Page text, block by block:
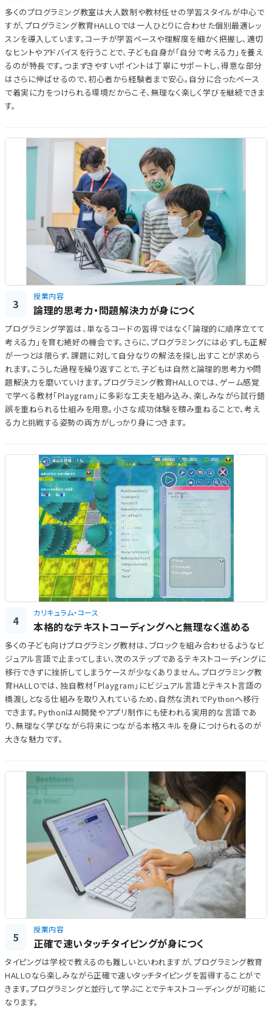
多くのプログラミング教室は大人数制や教材任せの学習スタイルが中心で
すが、プログラミング教育HALLOでは一人ひとりに合わせた個別最適レッ
スンを導入しています。コーチが学習ペースや理解度を細かく把握し、適切
なヒントやアドバイスを行うことで、子ども自身が「自分で考える力」を養え
るのが特長です。つまずきやすいポイントは丁寧にサポートし、得意な部分
はさらに伸ばせるので、初心者から経験者まで安心。自分に合ったペース
で着実に力をつけられる環境だからこそ、無理なく楽しく学びを継続できま
す。
3
授業内容
論理的思考力・問題解決力が身につく
プログラミング学習は、単なるコードの習得ではなく「論理的に順序立てて
考える力」を育む絶好の機会です。さらに、プログラミングには必ずしも正解
が一つとは限らず、課題に対して自分なりの解法を探し出すことが求めら
れます。こうした過程を繰り返すことで、子どもは自然と論理的思考力や問
題解決力を磨いていけます。プログラミング教育HALLOでは、ゲーム感覚
で学べる教材「Playgram」に多彩な工夫を組み込み、楽しみながら試行錯
誤を重ねられる仕組みを用意。小さな成功体験を積み重ねることで、考え
る力と挑戦する姿勢の両方がしっかり身につきます。
4
カリキュラム・コース
本格的なテキストコーディングへと無理なく進める
多くの子ども向けプログラミング教材は、ブロックを組み合わせるようなビ
ジュアル言語で止まってしまい、次のステップであるテキストコーディングに
移行できずに挫折してしまうケースが少なくありません。プログラミング教
育HALLOでは、独自教材「Playgram」にビジュアル言語とテキスト言語の
橋渡しとなる仕組みを取り入れているため、自然な流れでPythonへ移行
できます。PythonはAI開発やアプリ制作にも使われる実用的な言語であ
り、無理なく学びながら将来につながる本格スキルを身につけられるのが
大きな魅力です。
5
授業内容
正確で速いタッチタイピングが身につく
タイピングは学校で教えるのも難しいといわれますが、プログラミング教育
HALLOなら楽しみながら正確で速いタッチタイピングを習得することがで
きます。プログラミングと並行して学ぶことでテキストコーディングが可能に
なります。